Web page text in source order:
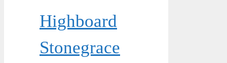
Highboard
Stonegrace